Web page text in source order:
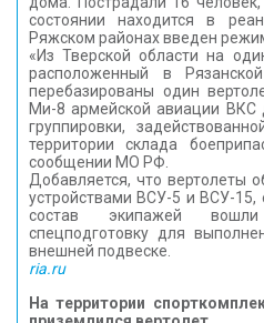
состоянии находится в
Ряжском районах введен
«Из Тверской области на
расположенный в
перебазированы один
Ми-8 армейской авиации ВКС
группировки,
территории склада
сообщении МО РФ.
Добавляется, что вертолеты
устройствами ВСУ-5 и ВСУ-15,
состав экипажей
спецподготовку для
внешней подвеске.
ria.ru
На территории